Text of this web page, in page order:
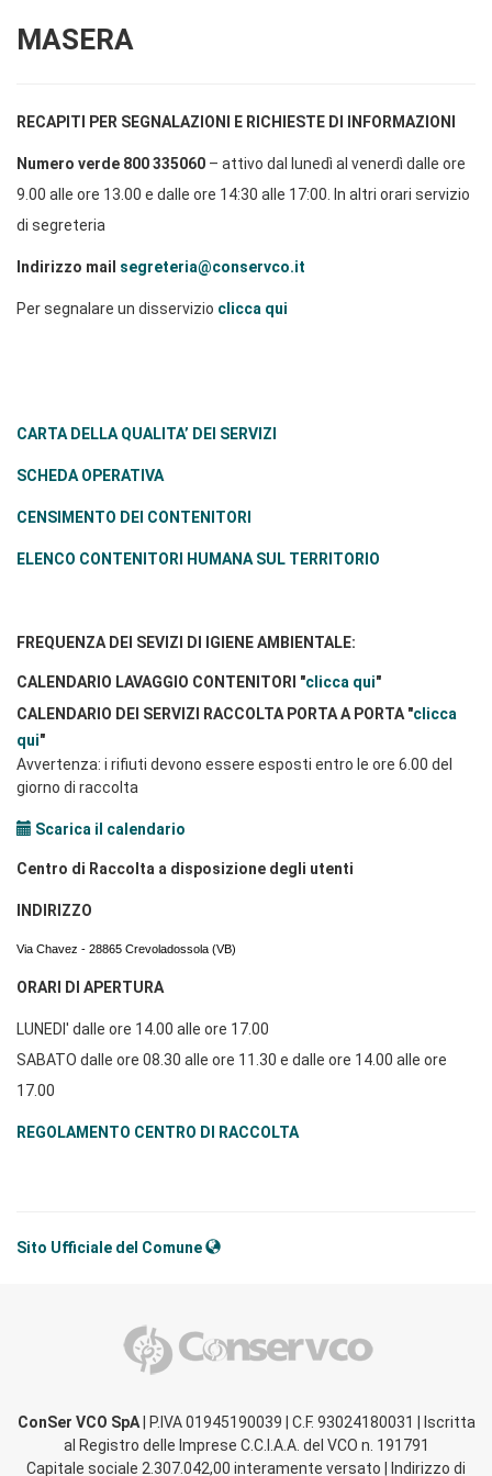
MASERA
RECAPITI PER SEGNALAZIONI E RICHIESTE DI INFORMAZIONI
Numero verde 800 335060 – attivo dal lunedì al venerdì dalle ore
9.00 alle ore 13.00 e dalle ore 14:30 alle 17:00. In altri orari servizio
di segreteria
Indirizzo mail segreteria@conservco.it
Per segnalare un disservizio clicca qui
CARTA DELLA QUALITA’ DEI SERVIZI
SCHEDA OPERATIVA
CENSIMENTO DEI CONTENITORI
ELENCO CONTENITORI HUMANA SUL TERRITORIO
FREQUENZA DEI SEVIZI DI IGIENE AMBIENTALE:
CALENDARIO LAVAGGIO CONTENITORI "clicca qui"
CALENDARIO DEI SERVIZI RACCOLTA PORTA A PORTA "clicca
qui"
Avvertenza: i rifiuti devono essere esposti entro le ore 6.00 del
giorno di raccolta
Scarica il calendario
Centro di Raccolta a disposizione degli utenti
INDIRIZZO
Via Chavez - 28865 Crevoladossola (VB)
ORARI DI APERTURA
LUNEDI' dalle ore 14.00 alle ore 17.00
SABATO dalle ore 08.30 alle ore 11.30 e dalle ore 14.00 alle ore
17.00
REGOLAMENTO CENTRO DI RACCOLTA
Sito Ufficiale del Comune
ConSer VCO SpA| P.IVA 01945190039 | C.F. 93024180031 | Iscritta
al Registro delle Imprese C.C.I.A.A. del VCO n. 191791
Capitale sociale 2.307.042,00 interamente versato | Indirizzo di